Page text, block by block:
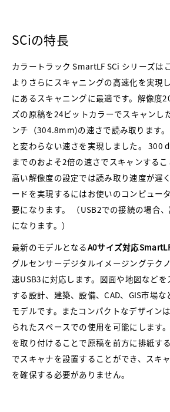
SCiの特長
カラートラック SmartLF SCi シリーズは
よりさらにスキャニングの高速化を実現
にあるスキャニングに最適です。解像度
ズの原稿を24ビットカラーでスキャンし
ンチ（304.8mm)の速さで読み取ります
と変わらない速さを実現しました。 300 dpi の解像度でもこれ
までのおよそ2倍の速さでスキャンする
高い解像度の設定では読み取り速度が遅
ードを実現するにはお使いのコンピュー
要になります。 （USB2での接続の場合、読み取り速度は半分
になります。）
最新のモデルとなるA0サイズ対応
グルセンサーデジタルイメージングテク
速USB3に対応します。図面や地図など
する設計、建築、設備、CAD、GIS市場
モデルです。またコンパクトなデザイン
られたスペースでの使用を可能にします
を取り付けることで原稿を前方に排紙す
でスキャナを設置することができ、スキ
を確保する必要がありません。